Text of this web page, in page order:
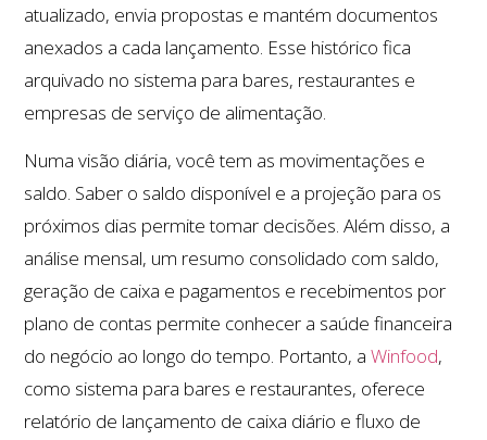
atualizado, envia propostas e mantém documentos
anexados a cada lançamento. Esse histórico fica
arquivado no sistema para bares, restaurantes e
empresas de serviço de alimentação.
Numa visão diária, você tem as movimentações e
saldo. Saber o saldo disponível e a projeção para os
próximos dias permite tomar decisões. Além disso, a
análise mensal, um resumo consolidado com saldo,
geração de caixa e pagamentos e recebimentos por
plano de contas permite conhecer a saúde financeira
do negócio ao longo do tempo. Portanto, a Winfood,
como sistema para bares e restaurantes, oferece
relatório de lançamento de caixa diário e fluxo de